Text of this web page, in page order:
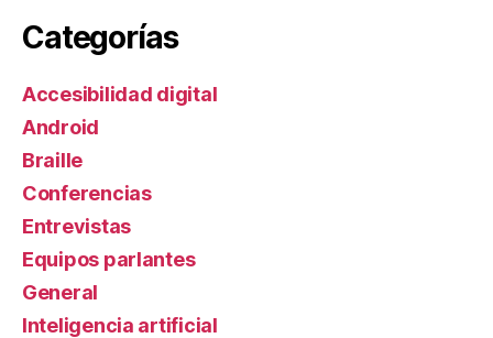
Categorías
Accesibilidad digital
Android
Braille
Conferencias
Entrevistas
Equipos parlantes
General
Inteligencia artificial